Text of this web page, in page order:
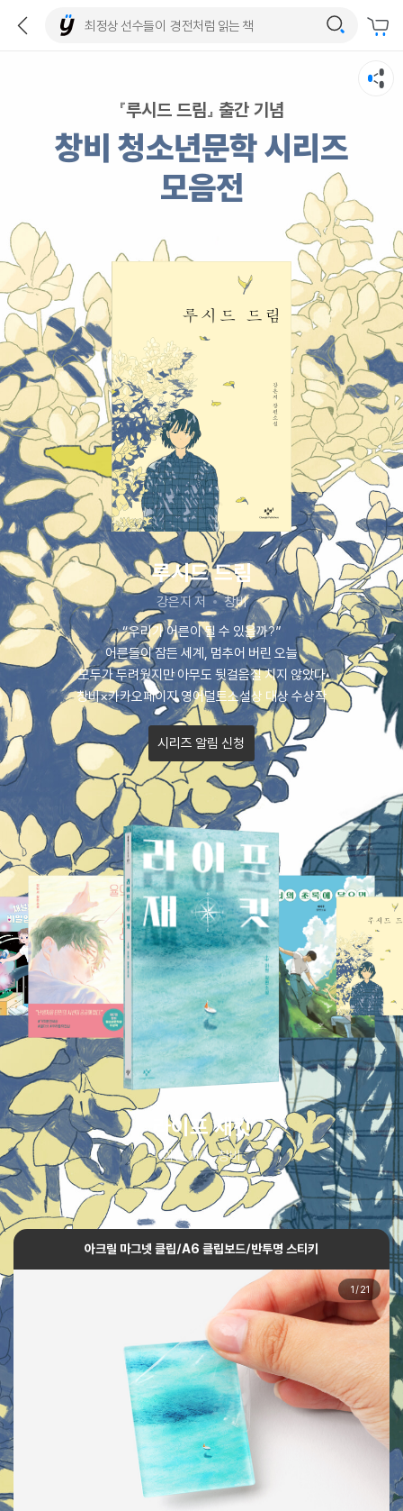
『루시드 드림』 출간 기념
창비 청소년문학 시리즈
모음전
루시드 드림
강은지 저
창비
“우리가 어른이 될 수 있을까?”
어른들이 잠든 세계, 멈추어 버린 오늘
모두가 두려웠지만 아무도 뒷걸음질 치지 않았다
창비×카카오페이지 영어덜트소설상 대상 수상작
시리즈 알림 신청
라이프 재킷
이현 저 창비
아크릴 마그넷 클립/A6 클립보드/반투명 스티키
1/21